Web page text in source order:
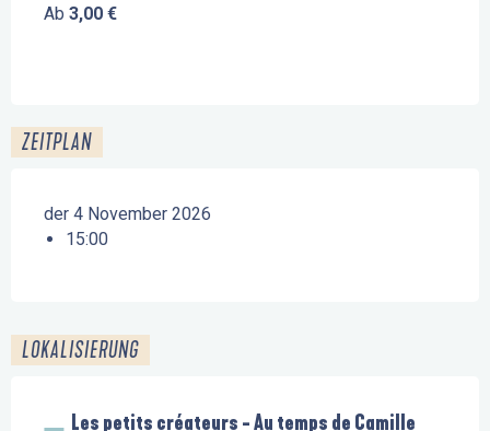
Ab 3,00 €
ZEITPLAN
der 4 November 2026
15:00
LOKALISIERUNG
Les petits créateurs - Au temps de Camille